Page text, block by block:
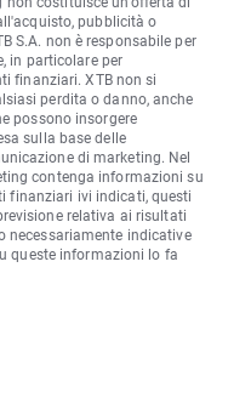
pubblicità o
S.A. non è responsabile per
in particolare per
finanziari. XTB non si
perdita o danno, anche
possono insorgere
sulla base delle
di marketing. Nel
contenga informazioni su
finanziari ivi indicati, questi
relativa ai risultati
necessariamente indicative
queste informazioni lo fa